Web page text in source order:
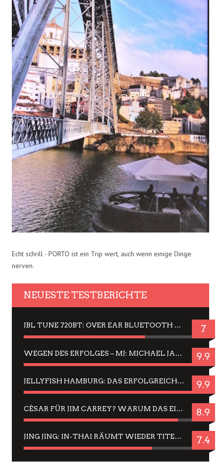
Echt schrill - PORTO ist ein Trip wert, auch wenn einige Dinge
nerven.
NEUESTE TESTBERICHTE
JBL TUNE 720BT: OVER EAR BLUETOOTH KOPFHÖRER UM DIE 50,-€ IM DAUER-TEST 7
WEGEN DES ERFOLGES – MJ: MICHAEL JACKSON MUSICAL IN EINER MATINEE SEHEN 9.9
JELLYFISH HAMBURG: DAS ERFOLGREICHE SOMMER-MENÜ 2025 IN GEFÜHLEN UND BILDERN 9.9
CÉSAR FÜR JIM CARREY? WARUM DAS EINER DER NERVIGSTEN ACTORS IST UND BLEIBT 8.9
JING JING: IN-THAI RÄUMT WIEDER TITEL AB – EIN ZWEI-STUNDEN-ERLEBNISBERICHT 7.4